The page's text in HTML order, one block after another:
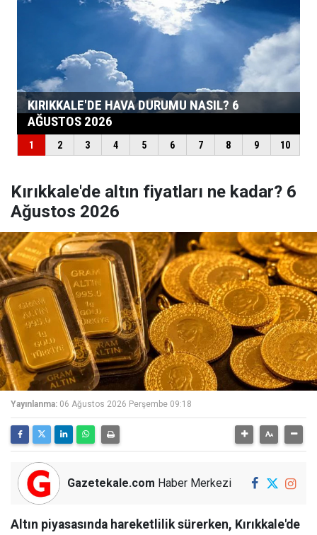
Kırıkkale'de altın fiyatları ne kadar? 6
Ağustos 2026
Yayınlanma: 06 Ağustos 2026 Perşembe 09:18
Gazetekale.com Haber Merkezi
Altın piyasasında hareketlilik sürerken, Kırıkkale'de